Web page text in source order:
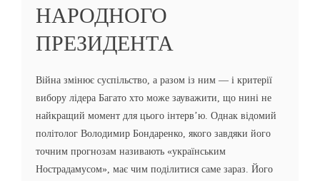
НАРОДНОГО
ПРЕЗИДЕНТА
Війна змінює суспільство, а разом із ним — і критерії
вибору лідера Багато хто може зауважити, що нині не
найкращий момент для цього інтерв’ю. Однак відомий
політолог Володимир Бондаренко, якого завдяки його
точним прогнозам називають «українським
Нострадамусом», має чим поділитися саме зараз. Його